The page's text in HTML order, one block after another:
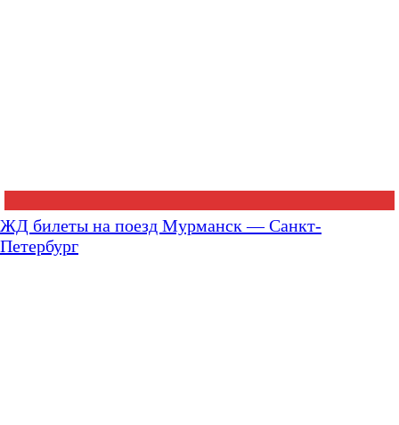
ЖД билеты на поезд Мурманск — Санкт-
Петербург